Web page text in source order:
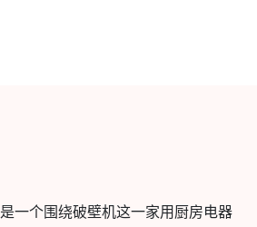
一个围绕破壁机这一家用厨房电器